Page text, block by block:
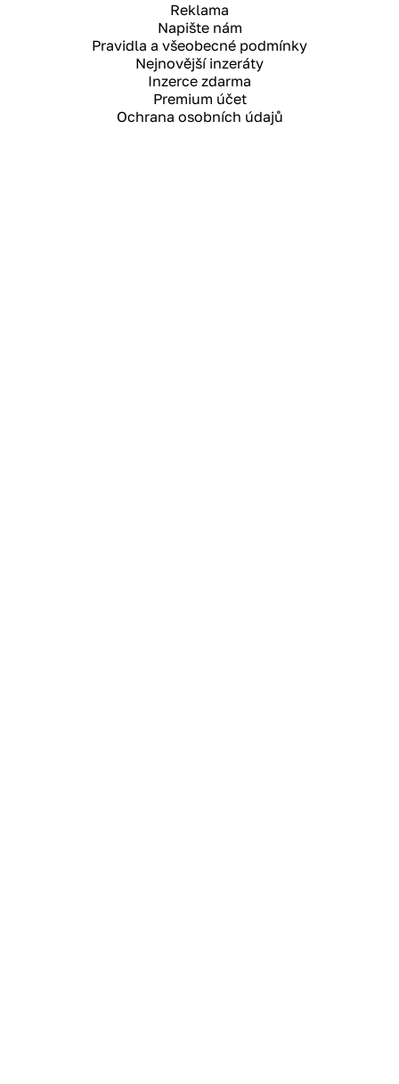
Reklama
Napište nám
Pravidla a všeobecné podmínky
Nejnovější inzeráty
Inzerce zdarma
Premium účet
Ochrana osobních údajů